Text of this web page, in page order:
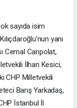
sayıda isim
yanı
Cemal Canpolat,
İlhan Kesici,
CHP Milletvekili
Barış Yarkadaş,
İstanbul İl